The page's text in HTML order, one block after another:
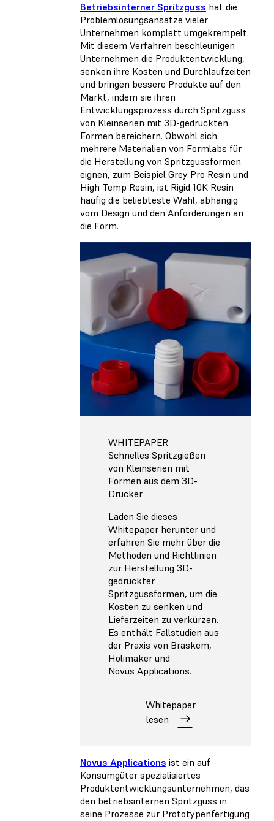
Betriebsinterner Spritzguss hat die
Problemlösungsansätze vieler
Unternehmen komplett umgekrempelt.
Mit diesem Verfahren beschleunigen
Unternehmen die Produktentwicklung,
senken ihre Kosten und Durchlaufzeiten
und bringen bessere Produkte auf den
Markt, indem sie ihren
Entwicklungsprozess durch Spritzguss
von Kleinserien mit 3D-gedruckten
Formen bereichern. Obwohl sich
mehrere Materialien von Formlabs für
die Herstellung von Spritzgussformen
eignen, zum Beispiel Grey Pro Resin und
High Temp Resin, ist Rigid 10K Resin
häufig die beliebteste Wahl, abhängig
vom Design und den Anforderungen an
die Form.
WHITEPAPER
Schnelles Spritzgießen
von Kleinserien mit
Formen aus dem 3D-
Drucker
Laden Sie dieses
Whitepaper herunter und
erfahren Sie mehr über die
Methoden und Richtlinien
zur Herstellung 3D-
gedruckter
Spritzgussformen, um die
Kosten zu senken und
Lieferzeiten zu verkürzen.
Es enthält Fallstudien aus
der Praxis von Braskem,
Holimaker und
Novus Applications.
Whitepaper
lesen
Novus Applications ist ein auf
Konsumgüter spezialisiertes
Produktentwicklungsunternehmen, das
den betriebsinternen Spritzguss in
seine Prozesse zur Prototypenfertigung